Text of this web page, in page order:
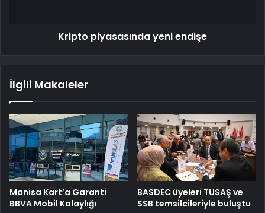
Kripto piyasasında yeni endişe
İlgili Makaleler
Manisa Kart’a Garanti
BBVA Mobil Kolaylığı
BASDEC üyeleri TUSAŞ ve
SSB temsilcileriyle buluştu